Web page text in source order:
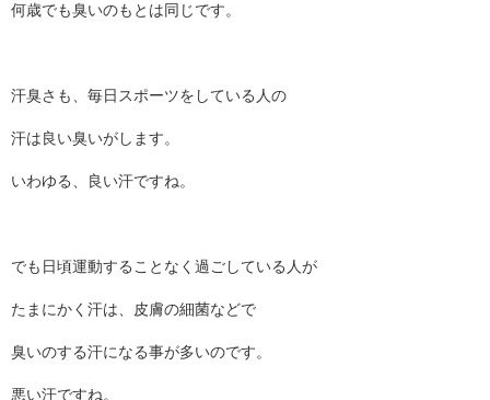
何歳でも臭いのもとは同じです。
汗臭さも、毎日スポーツをしている人の
汗は良い臭いがします。
いわゆる、良い汗ですね。
でも日頃運動することなく過ごしている人が
たまにかく汗は、皮膚の細菌などで
臭いのする汗になる事が多いのです。
悪い汗ですね。